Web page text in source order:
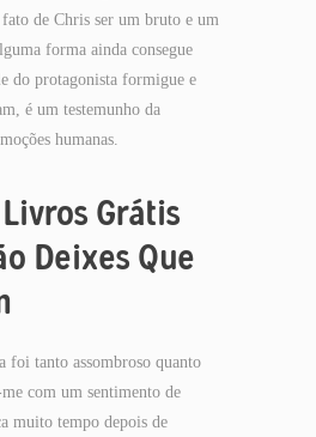
de Chris ser um bruto e um
forma ainda consegue
do protagonista formigue e
é um testemunho da
humanas.
Grátis
Deixes Que
foi tanto assombroso quanto
com um sentimento de
muito tempo depois de